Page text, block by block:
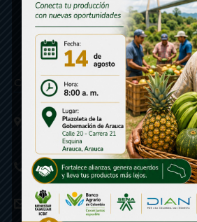
Contáctenos
Calle 20 - Carrera 21 Esquina
Código postal 810001
Linea de Servicio a la Ciudadania: 57-
Linea Anticorrupción: 607885 3374
correspondencia: